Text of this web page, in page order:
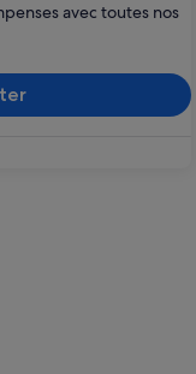
avec toutes nos